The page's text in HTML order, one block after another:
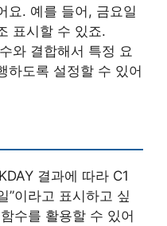
요. 예를 들어, 금요일
표시할 수 있죠.
와 결합해서 특정 요
하도록 설정할 수 있어
결과에 따라 C1
”이라고 표시하고 싶
수를 활용할 수 있어